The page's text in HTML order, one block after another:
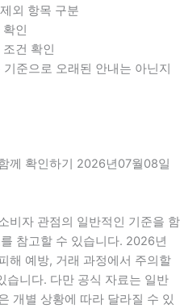
외 항목 구분
인
건 확인
준으로 오래된 안내는 아닌지
께 확인하기 2026년07월08일
비자 관점의 일반적인 기준을 함
참고할 수 있습니다. 2026년
해 예방, 거래 과정에서 주의할
습니다. 다만 공식 자료는 일반
개별 상황에 따라 달라질 수 있